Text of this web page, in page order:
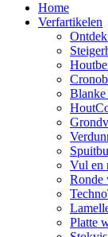
Home
Verfartikelen
Blanke
Vul en
Ronde
Platte